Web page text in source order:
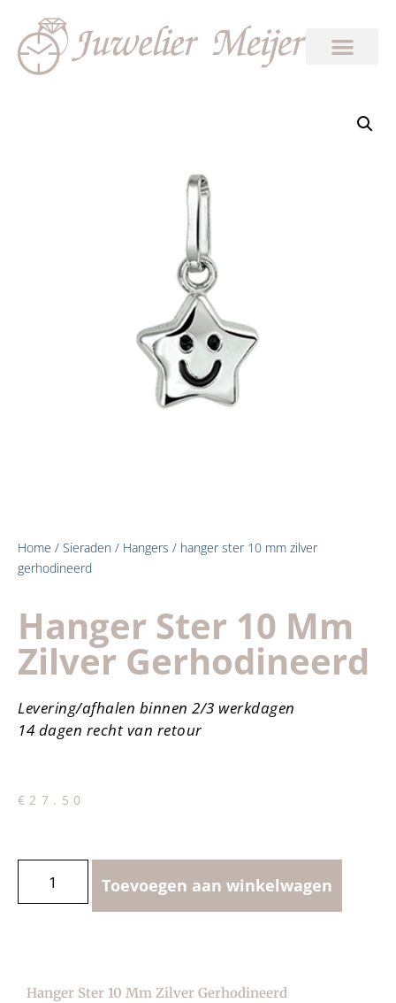
Home / Sieraden / Hangers / hanger ster 10 mm zilver
gerhodineerd
Hanger Ster 10 Mm
Zilver Gerhodineerd
Levering/afhalen binnen 2/3 werkdagen
14 dagen recht van retour
€ 27.50
Toevoegen aan winkelwagen
Hanger Ster 10 Mm Zilver Gerhodineerd